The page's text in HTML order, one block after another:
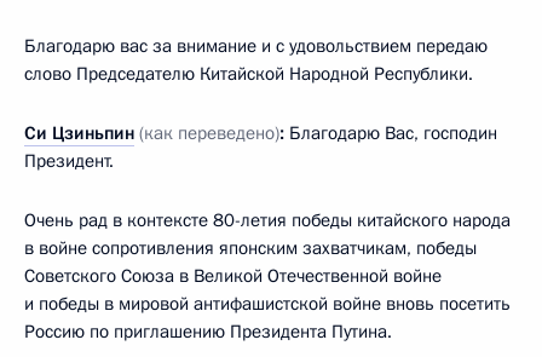
Благодарю вас за внимание и с удовольствием передаю
слово Председателю Китайской Народной Республики.
Си Цзиньпин (как переведено): Благодарю Вас, господин
Президент.
Очень рад в контексте 80-летия победы китайского народа
в войне сопротивления японским захватчикам, победы
Советского Союза в Великой Отечественной войне
и победы в мировой антифашистской войне вновь посетить
Россию по приглашению Президента Путина.